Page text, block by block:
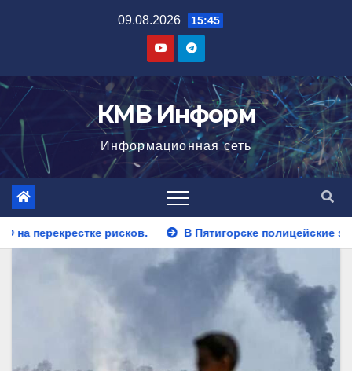
09.08.2026 15:45
КМВ Информ
Информационная сеть
В Пятигорске полицейские задержали закладчика,